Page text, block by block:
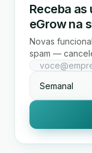
Receba as
eGrow na
Novas
spam —